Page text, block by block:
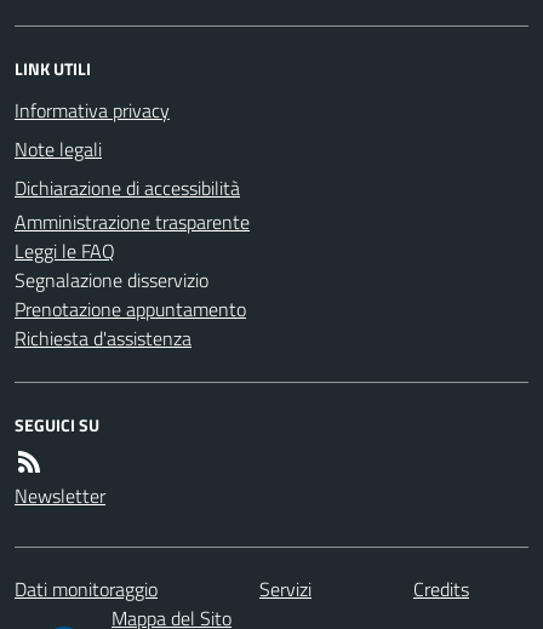
LINK UTILI
Informativa privacy
Note legali
Dichiarazione di accessibilità
Amministrazione trasparente
Leggi le FAQ
Segnalazione disservizio
Prenotazione appuntamento
Richiesta d'assistenza
SEGUICI SU
Newsletter
Dati monitoraggio Servizi
Credits
Mappa del Sito